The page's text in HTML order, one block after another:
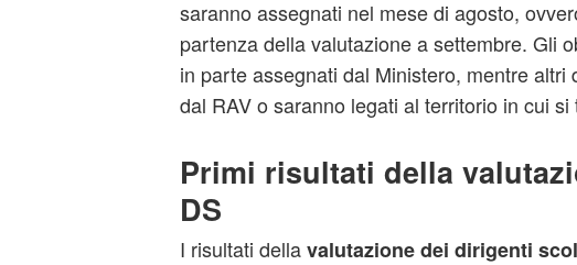
saranno assegnati nel mese di agosto,
partenza della valutazione a settembre. Gli
in parte assegnati dal Ministero, mentre altri
dal RAV o saranno legati al territorio in cui si
Primi risultati della
DS
I risultati dellavalutazione dei dirigenti